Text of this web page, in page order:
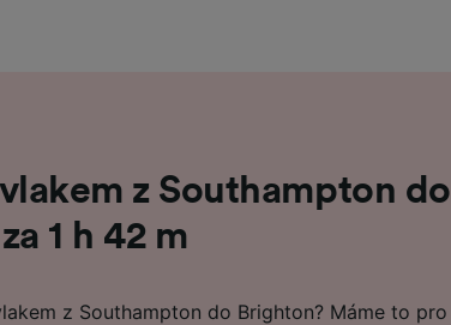
z Southampton do
1 h 42 m
z Southampton do Brighton? Máme to pro